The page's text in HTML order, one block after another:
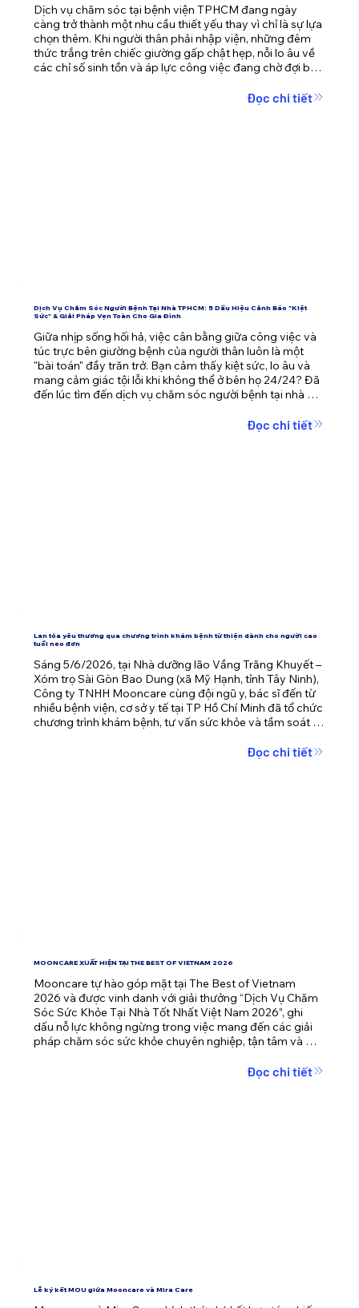
Dịch vụ chăm sóc tại bệnh viện TPHCM đang ngày
càng trở thành một nhu cầu thiết yếu thay vì chỉ là sự lựa
chọn thêm. Khi người thân phải nhập viện, những đêm
thức trắng trên chiếc giường gấp chật hẹp, nỗi lo âu về
các chỉ số sinh tồn và áp lực công việc đang chờ đợi bên
ai. Bài viết này sẽ phân tích sâu về hội chứng kiệt sức khi
Đọc chi tiết
Dịch Vụ Chăm Sóc Người Bệnh Tại Nhà TPHCM: 5 Dấu Hiệu Cảnh Báo "Kiệt
Sức" & Giải Pháp Vẹn Toàn Cho Gia Đình
Giữa nhịp sống hối hả, việc cân bằng giữa công việc và
túc trực bên giường bệnh của người thân luôn là một
"bài toán" đầy trăn trở. Bạn cảm thấy kiệt sức, lo âu và
mang cảm giác tội lỗi khi không thể ở bên họ 24/24? Đã
đến lúc tìm đến dịch vụ chăm sóc người bệnh tại nhà
người bệnh mà còn giải phóng áp lực tâm lý cho cả gia
Đọc chi tiết
Lan tỏa yêu thương qua chương trình khám bệnh từ thiện dành cho người cao
tuổi neo đơn
Sáng 5/6/2026, tại Nhà dưỡng lão Vầng Trăng Khuyết –
Xóm trọ Sài Gòn Bao Dung (xã Mỹ Hạnh, tỉnh Tây Ninh),
Công ty TNHH Mooncare cùng đội ngũ y, bác sĩ đến từ
nhiều bệnh viện, cơ sở y tế tại TP Hồ Chí Minh đã tổ chức
chương trình khám bệnh, tư vấn sức khỏe và tầm soát
Đọc chi tiết
MOONCARE XUẤT HIỆN TẠI THE BEST OF VIETNAM 2026
Mooncare tự hào góp mặt tại The Best of Vietnam
2026 và được vinh danh với giải thưởng “Dịch Vụ Chăm
Sóc Sức Khỏe Tại Nhà Tốt Nhất Việt Nam 2026”, ghi
dấu nỗ lực không ngừng trong việc mang đến các giải
pháp chăm sóc sức khỏe chuyên nghiệp, tận tâm và
Đọc chi tiết
Lễ ký kết MOU giữa Mooncare và Mira Care